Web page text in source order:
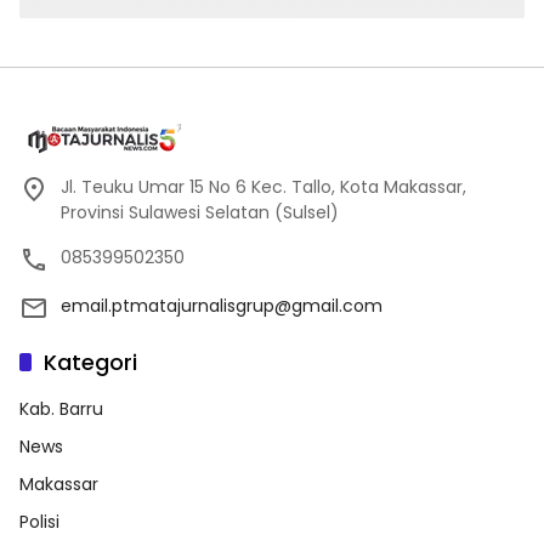
Jl. Teuku Umar 15 No 6 Kec. Tallo, Kota Makassar,
Provinsi Sulawesi Selatan (Sulsel)
085399502350
email.ptmatajurnalisgrup@gmail.com
Kategori
Kab. Barru
News
Makassar
Polisi